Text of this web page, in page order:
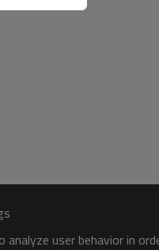
user behavior in